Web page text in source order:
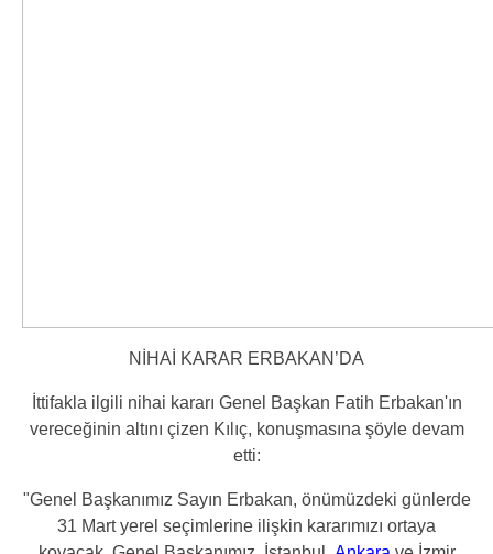
NİHAİ KARAR ERBAKAN’DA
İttifakla ilgili nihai kararı Genel Başkan Fatih Erbakan'ın
vereceğinin altını çizen Kılıç, konuşmasına şöyle devam
etti:
"Genel Başkanımız Sayın Erbakan, önümüzdeki günlerde
31 Mart yerel seçimlerine ilişkin kararımızı ortaya